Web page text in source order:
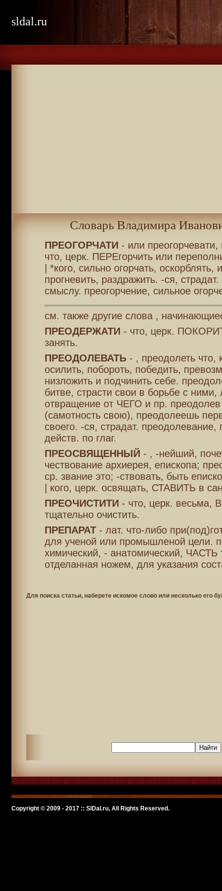
sldal.ru
Словарь Владимира
ПРЕОГОРЧАТИ - или преогорчевати,
что, церк. ПЕРЕгорчить или
| *кого, сильно огорчать, оскорблять,
прогневить, раздражить. -ся,
смыслу. преогорчение, сильное
см. также другие слова ,
ПРЕОДЕРЖАТИ - что, церк.
занять.
ПРЕОДОЛЕВАТЬ- , преодолеть что,
осилить, побороть, победить,
низложить и подчинить себе.
битве, страсти свои в борьбе с
отвращение от ЧЕГО и пр.
(самотность свою), преодолеешь
своего. -ся, страдат. преодолевание,
действ. по глаг.
ПРЕОСВЯЩЕННЫЙ - , -нейший,
чествование архиерея, епископа;
ср. звание это; -ствовать, быть
| кого, церк. освящать, СТАВИТЬ в
ПРЕОЧИСТИТИ - что, церк. весьма,
тщательно очистить.
ПРЕПАРАТ- лат. что-либо
для ученой или промышленой цели.
химический, - анатомический, ЧАСТЬ
отделанная ножем, для указания
Для поиска статьи, наберете искомое слово или несколько его
Copyright © 2009 - 2017 :: SlDal.ru, All Rights Reserved.